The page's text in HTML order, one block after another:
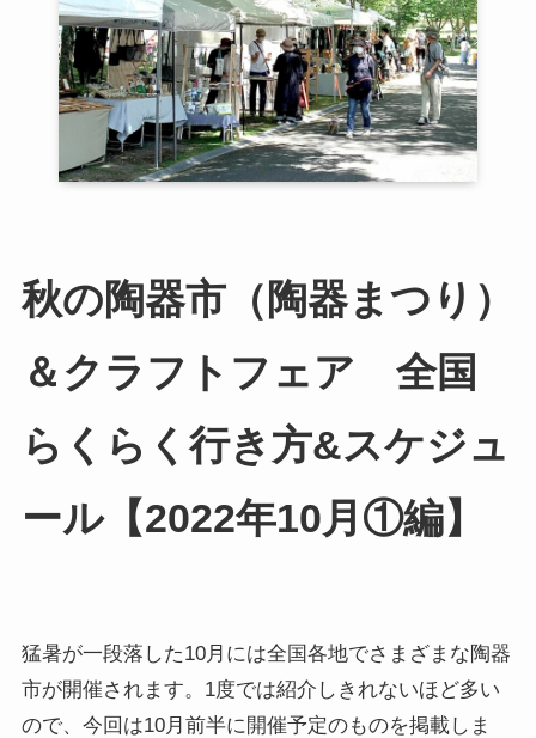
秋の陶器市（陶器まつり）
＆クラフトフェア 全国
らくらく行き方&スケジュ
ール【2022年10月①編】
猛暑が一段落した10月には全国各地でさまざまな陶器
市が開催されます。1度では紹介しきれないほど多い
ので、今回は10月前半に開催予定のものを掲載しま